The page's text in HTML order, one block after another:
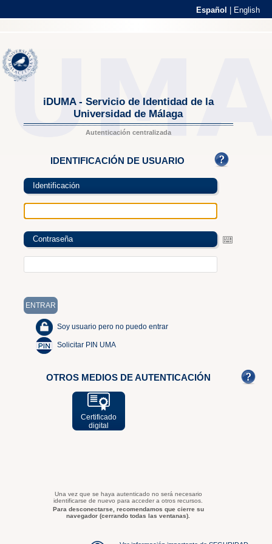
Español English
iDUMA - Servicio de Identidad de la
Universidad de Málaga
Autenticación centralizada
IDENTIFICACIÓN DE USUARIO
Identificación
Contraseña
Soy usuario pero no puedo entrar
Solicitar PIN UMA
OTROS MEDIOS DE AUTENTICACIÓN
Certificado
digital
Una vez que se haya autenticado no será necesario
identificarse de nuevo para acceder a otros recursos.
Para desconectarse, recomendamos que cierre su
navegador (cerrando todas las ventanas).